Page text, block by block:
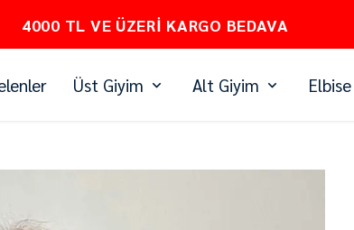
PEŞİN FİYATINA 3 TAKSİT
Üst Giyim Alt Giyim Elbise